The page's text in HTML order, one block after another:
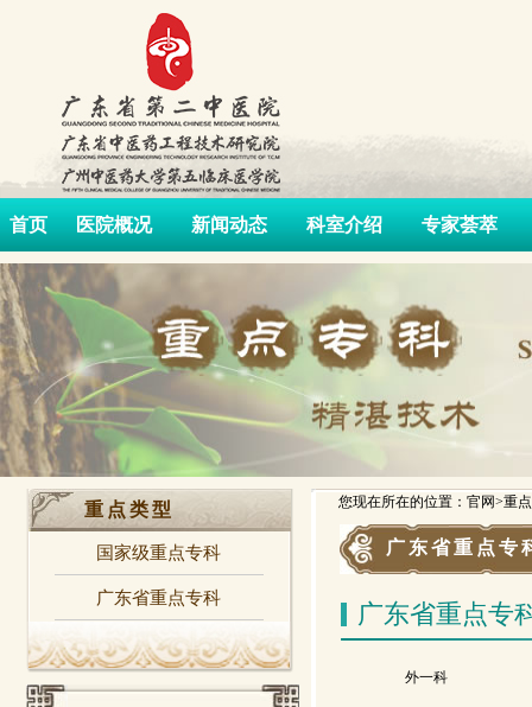
首页 医院概况 新闻动态 科室介绍 专家荟萃
重点类型
国家级重点专科
广东省重点专科
您现在所在的位置：官网>重
广东省重点专
广东省重点专
外一科